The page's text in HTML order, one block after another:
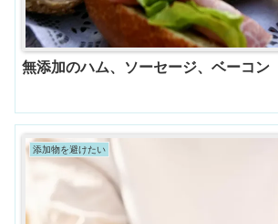
無添加のハム、ソーセージ、ベーコ
添加物を避けたい